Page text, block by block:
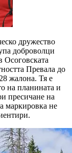
дружество
доброволци
Осоговската
Превала до
жалона. Тя е
на планината и
пресичане на
маркировка не